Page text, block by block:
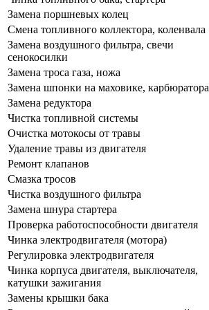
Замена поршневых колец
Смена топливного коллектора, коленвала
Замена воздушного фильтра, свечи
сенокосилки
Замена троса газа, ножа
Замена шпонки на маховике, карбюратора
Замена редуктора
Чистка топливной системы
Очистка мотокосы от травы
Удаление травы из двигателя
Ремонт клапанов
Смазка тросов
Чистка воздушного фильтра
Замена шнура стартера
Проверка работоспособности двигателя
Чинка электродвигателя (мотора)
Регулировка электродвигателя
Чинка корпуса двигателя, выключателя,
катушки зажигания
Замены крышки бака